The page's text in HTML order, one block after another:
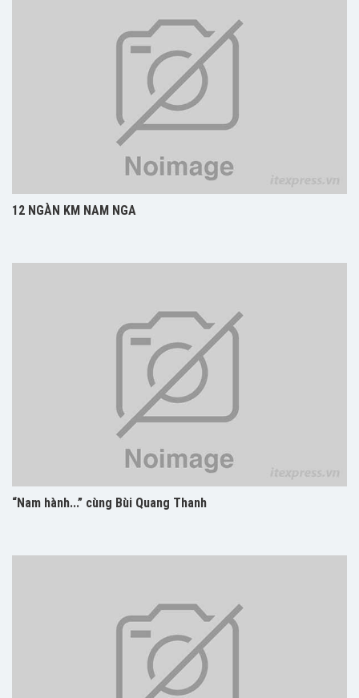
12 NGÀN KM NAM NGA
“Nam hành...” cùng Bùi Quang Thanh